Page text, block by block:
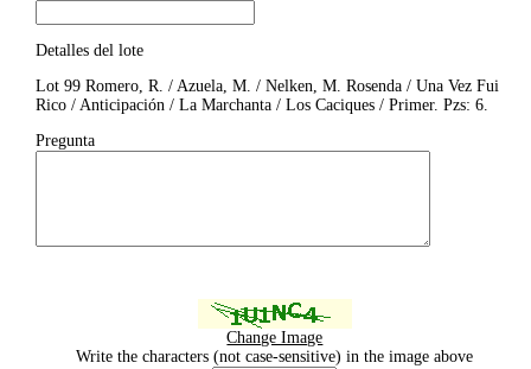
Detalles del lote
Lot 99 Romero, R. / Azuela, M. / Nelken, M. Rosenda / Una Vez Fui
Rico / Anticipación / La Marchanta / Los Caciques / Primer. Pzs: 6.
Pregunta
Change Image
Write the characters (not case-sensitive) in the image above